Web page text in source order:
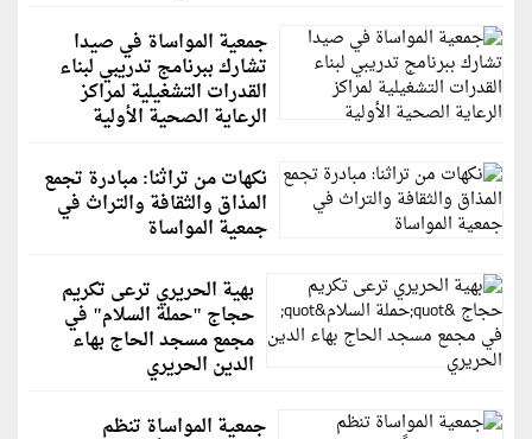
جمعية المواساة في صيدا
تشارك ببرنامج تدريبي لبناء
القدرات التشغيلية لمراكز
الرعاية الصحية الأولية
نكهات من تراثنا: مبادرة تجمع
المذاق والثقافة والتراث في
جمعية المواساة
بهية الحريري ترعى تكريم
حجاج "حملة السلام" في
مجمع مسجد الحاج بهاء
الدين الحريري
جمعية المواساة تنظم